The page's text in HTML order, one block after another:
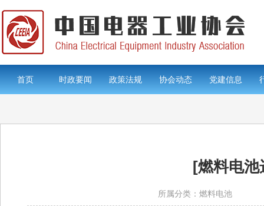
首页 时政要闻 政策法规 协会动态 党建信息
[燃料电池
所属分类：燃料电池